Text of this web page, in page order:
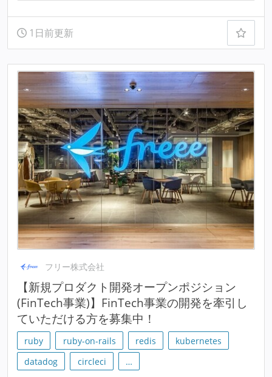
1日前更新
フリー株式会社
【新規プロダクト開発オープンポジション
(FinTech事業)】FinTech事業の開発を牽引し
ていただける方を募集中！
ruby ruby-on-rails redis
kubernetes
datadog
circleci …